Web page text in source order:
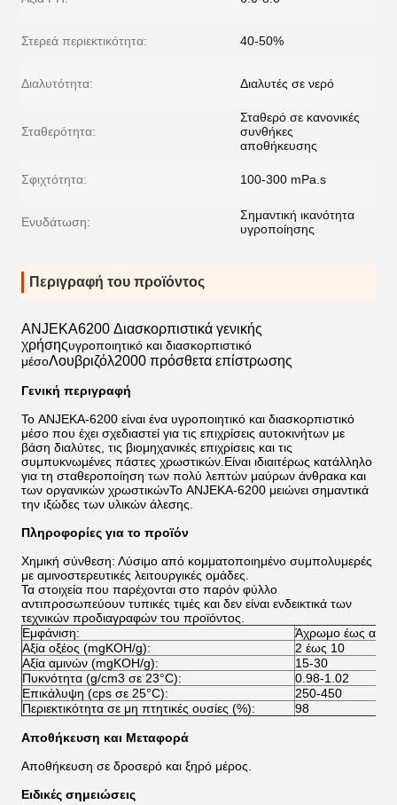
Στερεά περιεκτικότητα: 40-50%
Διαλυτότητα: Διαλυτές σε νερό
Σταθερότητα:
Σταθερό σε κανονικές
συνθήκες
αποθήκευσης
Σφιχτότητα: 100-300 mPa.s
Ενυδάτωση:
Σημαντική ικανότητα
υγροποίησης
Περιγραφή του προϊόντος
ANJEKA6200 Διασκορπιστικά γενικής
χρήσηςυγροποιητικό και διασκορπιστικό
μέσοΛουβριζόλ2000 πρόσθετα επίστρωσης
Γενική περιγραφή
Το ANJEKA-6200 είναι ένα υγροποιητικό και διασκορπιστικό
μέσο που έχει σχεδιαστεί για τις επιχρίσεις αυτοκινήτων με
βάση διαλύτες, τις βιομηχανικές επιχρίσεις και τις
συμπυκνωμένες πάστες χρωστικών.Είναι ιδιαιτέρως κατάλληλο
για τη σταθεροποίηση των πολύ λεπτών μαύρων άνθρακα και
των οργανικών χρωστικώνΤο ANJEKA-6200 μειώνει σημαντικά
την ιξώδες των υλικών άλεσης.
Πληροφορίες για το προϊόν
Χημική σύνθεση: Λύσιμο από κομματοποιημένο συμπολυμερές
με αμινοστερευτικές λειτουργικές ομάδες.
Τα στοιχεία που παρέχονται στο παρόν φύλλο
αντιπροσωπεύουν τυπικές τιμές και δεν είναι ενδεικτικά των
τεχνικών προδιαγραφών του προϊόντος.
Εμφάνιση:
Άχρωμο έως
Αξία οξέος (mgKOH/g):
2 έως 10
Αξία αμινών (mgKOH/g):
15-30
Πυκνότητα (g/cm3 σε 23°C):
0.98-1.02
Επικάλυψη (cps σε 25°C):
250-450
Περιεκτικότητα σε μη πτητικές ουσίες (%):
98
Αποθήκευση και Μεταφορά
Αποθήκευση σε δροσερό και ξηρό μέρος.
Ειδικές σημειώσεις